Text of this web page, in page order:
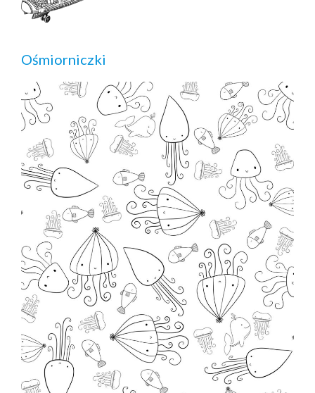
Ośmiorniczki